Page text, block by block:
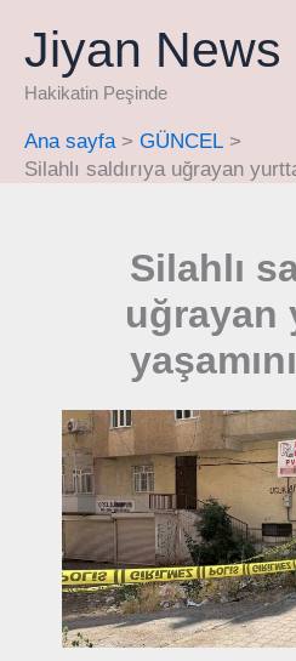
Jiyan News
Hakikatin Peşinde
Ana sayfa
GÜNCEL
Silahlı saldırıya uğrayan
Silahlı
uğrayan